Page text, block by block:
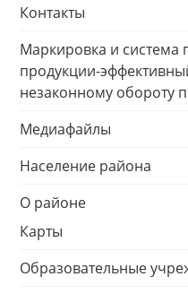
Контакты
Маркировка и система
продукции-
незаконному обороту
Медиафайлы
Население района
О районе
Карты
Образовательные